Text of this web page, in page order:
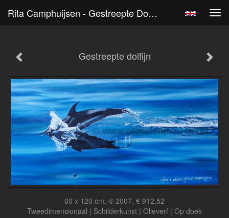
Rita Camphuijsen - Gestreepte Dolfijn
Gestreepte dolfijn
60 x 120 cm, © 2007, € 912,52
Tweedimensionaal | Schilderkunst | Olieverf | Op doek